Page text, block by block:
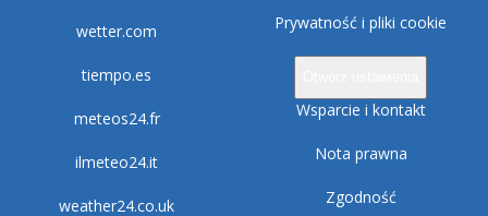
wetter.com
tiempo.es
meteos24.fr
ilmeteo24.it
weather24.co.uk
Prywatność i pliki cookie
Wsparcie i kontakt
Nota prawna
Zgodność